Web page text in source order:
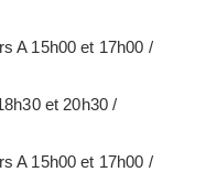
A 15h00 et 17h00 /
et 20h30 /
A 15h00 et 17h00 /